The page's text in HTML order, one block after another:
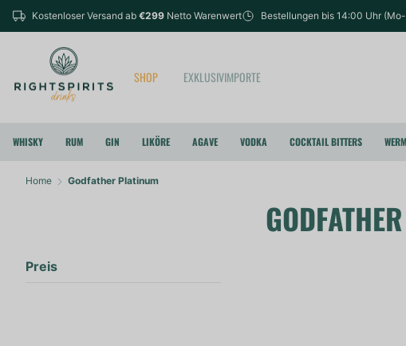
Kostenloser Versand ab €299 Netto Warenwert Bestellungen bis 14:00 Uhr
SHOP EXKLUSIVIMPORTE
WHISKY RUM GIN LIKÖRE AGAVE VODKA COCKTAIL BITTERS
Home Godfather Platinum
Preis